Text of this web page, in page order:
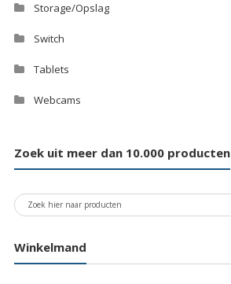
Storage/Opslag
Switch
Tablets
Webcams
Zoek uit meer dan 10.000 producten
Winkelmand